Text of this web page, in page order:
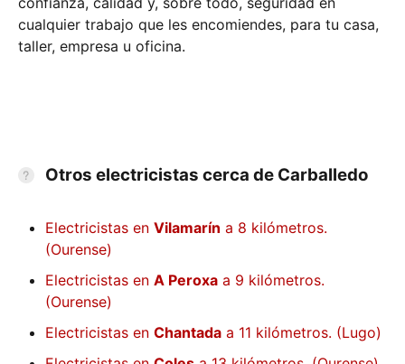
cualquier trabajo que les encomiendes, para tu casa,
taller, empresa u oficina.
Otros electricistas cerca de Carballedo
Electricistas en Vilamarín a 8 kilómetros.
(Ourense)
Electricistas en A Peroxa a 9 kilómetros.
(Ourense)
Electricistas en Chantada a 11 kilómetros. (Lugo)